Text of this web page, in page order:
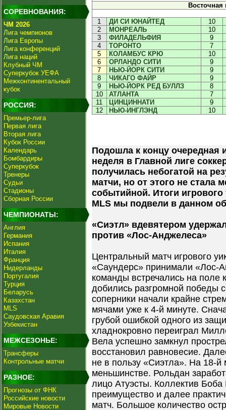
СОРЕВНОВАНИЯ:
ЧМ 2026
Лига чемпионов
Лига Европы
Лига конференций
Лига наций
Клубный ЧМ
Суперкубок УЕФА
Межконтинентальный
кубок
РОССИЯ:
Премьер-лига
Первая лига
Вторая лига
Кубок России
Календарь
Бомбардиры
Суперкубок
Тренеры
Судьи
Стадионы
Сборная России
ЧЕМПИОНАТЫ:
Англия
Германия
Испания
Италия
Франция
Нидерланды
Португалия
Турция
Беларусь
Казахстан
MLS
Саудовская Аравия
Узбекистан
МЕЖСЕЗОНЬЕ:
Трансферы
Контрольные матчи
РАЗНОЕ:
Прогнозы от ФНК
Российские новости
Мировые Новости
1 ДИ СИ ЮНАЙТЕД
10
2
МОНРЕАЛЬ
10
3
ФИЛАДЕЛЬФИЯ
9
4
ТОРОНТО
7
5
КОЛАМБУС КРЮ
10
6
ОРЛАНДО СИТИ
9
7
НЬЮ-ЙОРК СИТИ
9
8
ЧИКАГО ФАЙР
9
9
НЬЮ-ЙОРК РЕД БУЛЛЗ
8
10
АТЛАНТА
7
11
ЦИНЦИННАТИ
9
12
НЬЮ-ИНГЛЭНД 10
Подошла к концу очередная
неделя в Главной лиге
получилась небогатой на
матчи, но от этого не стала
событийной. Итоги игрового
MLS мы подвели в данном
«Сиэтл» вдевятером
против «Лос-Анджелеса»
Центральный матч игрового
«Саундерс» принимали «Лос-
команды встречались на поле
добились разгромной победы
соперники начали крайне
мячами уже к 4-й минуте.
грубой ошибкой одного из
хладнокровно переиграл
Вела успешно замкнул
восстановил равновесие.
не в пользу «Сиэтла». На 18-й
меньшинстве. Рольдан
лицо Атуэсты. Коллектив
преимущество и далее
матч. Большое количество